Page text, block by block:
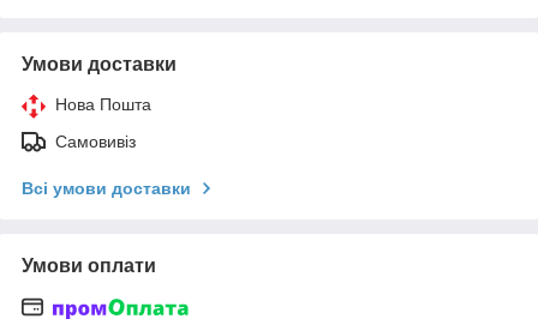
Умови доставки
Нова Пошта
Самовивіз
Всі умови доставки
Умови оплати